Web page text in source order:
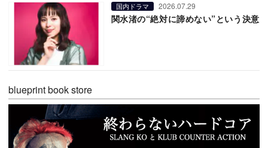
国内ドラマ 2026.07.29
関水渚の“絶対に諦めない”という決意
blueprint book store